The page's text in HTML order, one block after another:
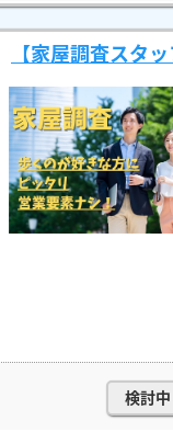
【家屋調査スタ
検討